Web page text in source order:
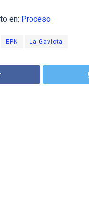
en: Proceso
EPN La Gaviota